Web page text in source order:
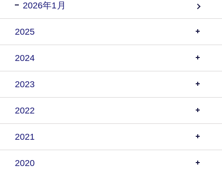
2026年1月
2025
2024
2023
2022
2021
2020